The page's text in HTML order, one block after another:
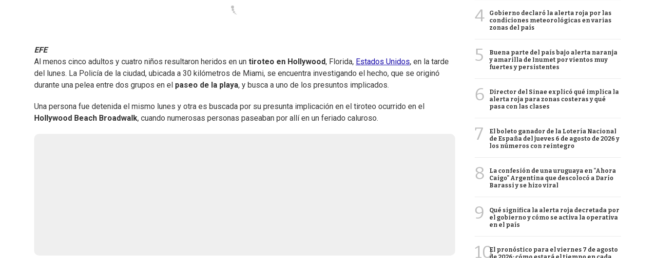
EFE
Al menos cinco adultos y cuatro niños resultaron heridos en un tiroteo en Hollywood, Florida, Estados Unidos, en la tarde
del lunes. La Policía de la ciudad, ubicada a 30 kilómetros de Miami, se encuentra investigando el hecho, que se originó
durante una pelea entre dos grupos en el paseo de la playa, y busca a uno de los presuntos implicados.
Una persona fue detenida el mismo lunes y otra es buscada por su presunta implicación en el tiroteo ocurrido en el
Hollywood Beach Broadwalk, cuando numerosas personas paseaban por allí en un feriado caluroso.
4
Gobierno declaró la alerta roja por las
condiciones meteorológicas en varias
zonas del país
5
Buena parte del país bajo alerta naranja
y amarilla de Inumet por vientos muy
fuertes y persistentes
6
Director del Sinae explicó qué implica la
alerta roja para zonas costeras y qué
pasa con las clases
7
El boleto ganador de la Lotería Nacional
de España del jueves 6 de agosto de 2026 y
los números con reintegro
8
La confesión de una uruguaya en "Ahora
Caigo" Argentina que descolocó a Darío
Barassi y se hizo viral
9
Qué significa la alerta roja decretada por
el gobierno y cómo se activa la operativa
en el país
10El pronóstico para el viernes 7 de agosto